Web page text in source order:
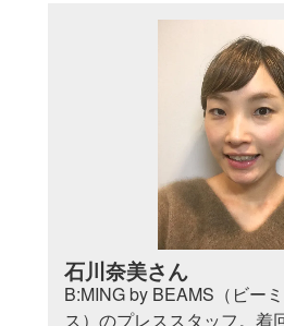
石川奈美さん
B:MING by BEAMS（ビー
ス）のプレススタッフ。着